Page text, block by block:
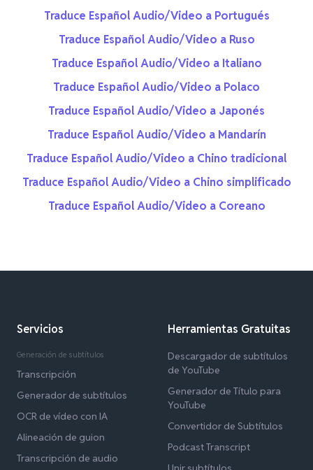
Traduce Español Audio/Video a Portugués
Traduce Español Audio/Video a Ruso
Traduce Español Audio/Video a Italiano
Traduce Español Audio/Video a Polaco
Traduce Español Audio/Video a Japonés
Traduce Español Audio/Video a Mandarín
Traduce Español Audio/Video a Chino tradicional
Traduce Español Audio/Video a Chino simplificado
Traduce Español Audio/Video a Coreano
Servicios
Generación de subtítulos
Transcripción
Generador de subtítulos
OCR de vídeo con IA
Alineación de guion
Transcripción de audio
Herramientas Gratuitas
Descargador de subtítulos
de YouTube
Generador de Título para
YouTube
Convertidor de Subtítulos
Podcast Transcript